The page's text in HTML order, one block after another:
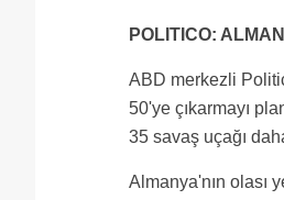
POLITICO:
ABD merkezli
50'ye çıkarmayı
35 savaş uçağı
Almanya'nın olası